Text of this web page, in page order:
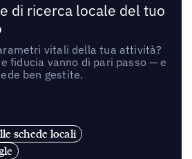
di ricerca locale del tuo
vitali della tua attività?
fiducia vanno di pari passo — e
ben gestite.
schede locali